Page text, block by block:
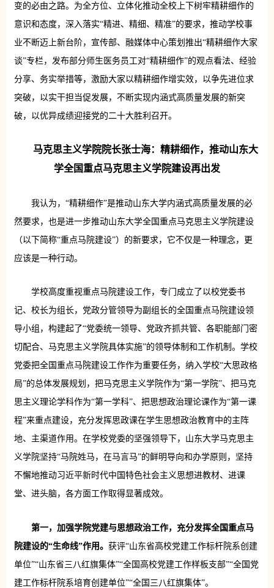
变的必由之路。为全方位、立体化推动全校上下树牢精耕细作的
意识和态度，深入落实“精进、精细、精准”的要求，推动学校事
业不断迈上新台阶，宣传部、融媒体中心策划推出“精耕细作大家
谈”专栏，发布部分师生医务员工对“精耕细作”的观点看法、经验
分享、务实举措等，激励大家以精耕细作增实效，以争先进位求
突破，以实干担当促发展，不断实现内涵式高质量发展的新突
破，以优异成绩迎接党的二十大胜利召开。
马克思主义学院院长张士海：精耕细作，推动山东大
学全国重点马克思主义学院建设再出发
我认为，“精耕细作”是推动山东大学内涵式高质量发展的必
然要求，也是进一步推动山东大学全国重点马克思主义学院建设
（以下简称“重点马院建设”）的新要求，它不仅是一种理念，更
应该是一种行动。
学校高度重视重点马院建设工作，专门成立了以校党委书
记、校长为组长，党政分管领导为副组长的全国重点马院建设领
导小组，构建起了“党委统一领导、党政齐抓共管、各职能部门密
切配合、马克思主义学院具体实施”的领导体制和工作机制。学校
党委把全国重点马院建设工作作为重要任务，纳入学校“大思政格
局”的总体发展规划，把马克思主义学院作为“第一学院”、把马克
思主义理论学科作为“第一学科”、把思想政治理论课作为“第一课
程”来重点建设，充分发挥思政课在学生思想政治教育中的主阵
地、主渠道作用。在学校党委的坚强领导下，山东大学马克思主
义学院坚持“马院姓马，在马言马”的鲜明导向和办学原则，坚持
不懈地推动习近平新时代中国特色社会主义思想进教材、进课
堂、进头脑，各方面工作取得显著成效。
第一，加强学院党建与思想政治工作，充分发挥全国重点马
院建设的“生命线”作用。 获评“山东省高校党建工作标杆院系创建
单位”“山东省三八红旗集体”“全国高校党建工作样板支部”“全国党
建工作标杆院系培育创建单位”“全国三八红旗集体”。